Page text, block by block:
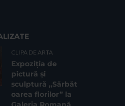
CLIPA DE ARTA
Expoziția de
pictură și
sculptură „Sărbăt
oarea florilor” la